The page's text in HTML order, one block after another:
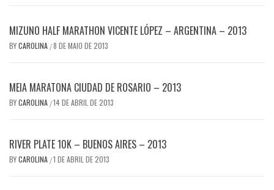
MIZUNO HALF MARATHON VICENTE LÓPEZ – ARGENTINA – 2013
BYCAROLINA /8 DE MAIO DE 2013
MEIA MARATONA CIUDAD DE ROSARIO – 2013
BYCAROLINA /14 DE ABRIL DE 2013
RIVER PLATE 10K – BUENOS AIRES – 2013
BYCAROLINA /1 DE ABRIL DE 2013